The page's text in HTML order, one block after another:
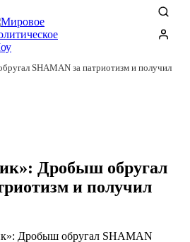
SHAMAN за патриотизм и получил
Дробыш обругал
и получил